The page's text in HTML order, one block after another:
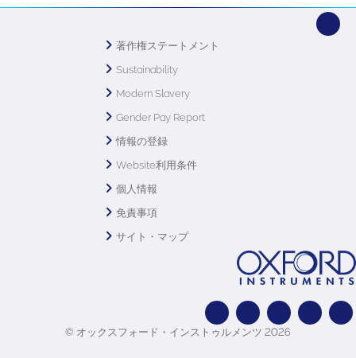
著作権ステートメント
Sustainability
Modern Slavery
Gender Pay Report
情報の登録
Website利用条件
個人情報
免責事項
サイト・マップ
© オックスフォード・インストゥルメンツ 2026